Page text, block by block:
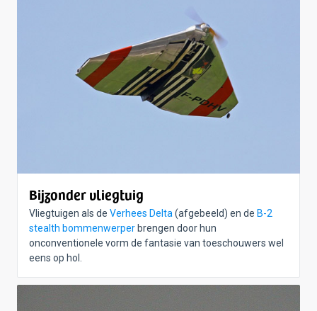
Bijzonder vliegtuig
Vliegtuigen als de Verhees Delta (afgebeeld) en de B-2
stealth bommenwerper brengen door hun
onconventionele vorm de fantasie van toeschouwers wel
eens op hol.